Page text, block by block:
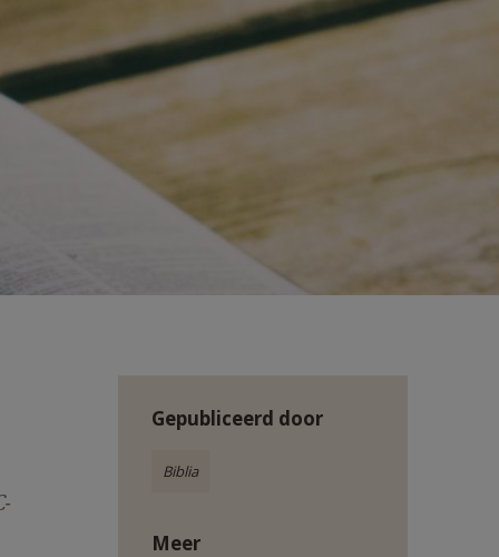
Gepubliceerd door
Biblia
Meer